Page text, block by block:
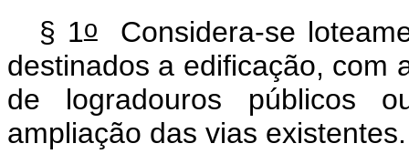
§ 1oConsidera-se
destinados a edificação, com
de logradouros públicos
ampliação das vias existentes.